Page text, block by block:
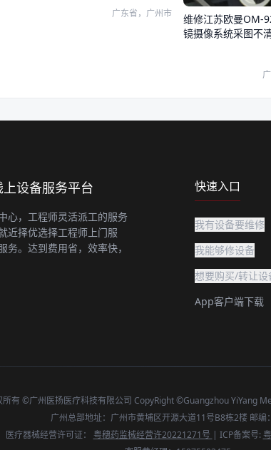
广东省，广州市
维修江苏欧曼OM-
镜摄像系统采图不
上设备服务平台
心，工程师灵活派工的服务
近择优选择工程师上门服
。达到费用省，效率快，
快速入口
我有设备要维修
我能够修设备
想要购买/转让设
App客户端下载
所有 ©广州医扬医疗科技有限公司 CopyRight ©Guangzhou YiYang
广州总部地址：广州市黄埔区开源大道11号B8栋2楼 邮编
医疗器械经营许可证： 粤穗药监械经营许20221271号 | ICP备案号: